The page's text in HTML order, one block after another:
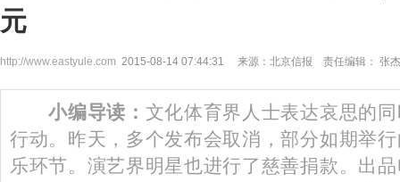
元
http://www.eastyule.com 2015-08-14 07:44:31 来源：北京信报 责任编辑： 张杰
小编导读： 文化体育界人士表达哀思的
行动。昨天，多个发布会取消，部分如期举
乐环节。演艺界明星也进行了慈善捐款。出